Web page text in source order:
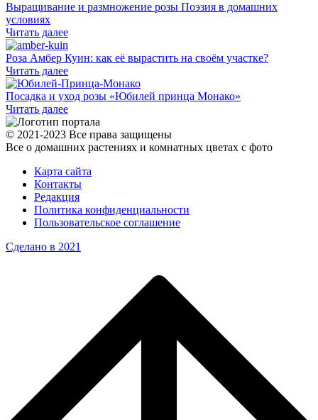
Выращивание и размножение розы Поэзия в домашних
условиях
Читать далее
Роза Амбер Куин: как её вырастить на своём участке?
Читать далее
Посадка и уход розы «Юбилей принца Монако»
Читать далее
© 2021-2023 Все права защищены
Все о домашних растениях и комнатных цветах с фото
Карта сайта
Контакты
Редакция
Политика конфиденциальности
Пользовательское соглашение
Сделано в 2021